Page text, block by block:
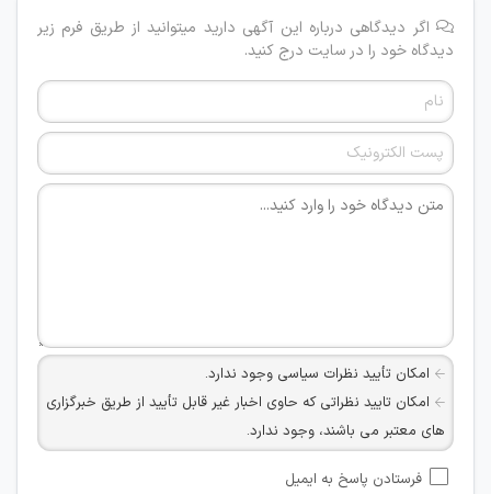
اگر دیدگاهی درباره این آگهی دارید میتوانید از طریق فرم زیر
دیدگاه خود را در سایت درج کنید.
امکان تأیید نظرات سیاسی وجود ندارد.
امکان تایید نظراتی که حاوی اخبار غیر قابل تأیید از طریق خبرگزاری
های معتبر می باشند، وجود ندارد.
شبکه های مجازی ارتباطی می باشند وجود ندارد.
فرستادن پاسخ به ایمیل